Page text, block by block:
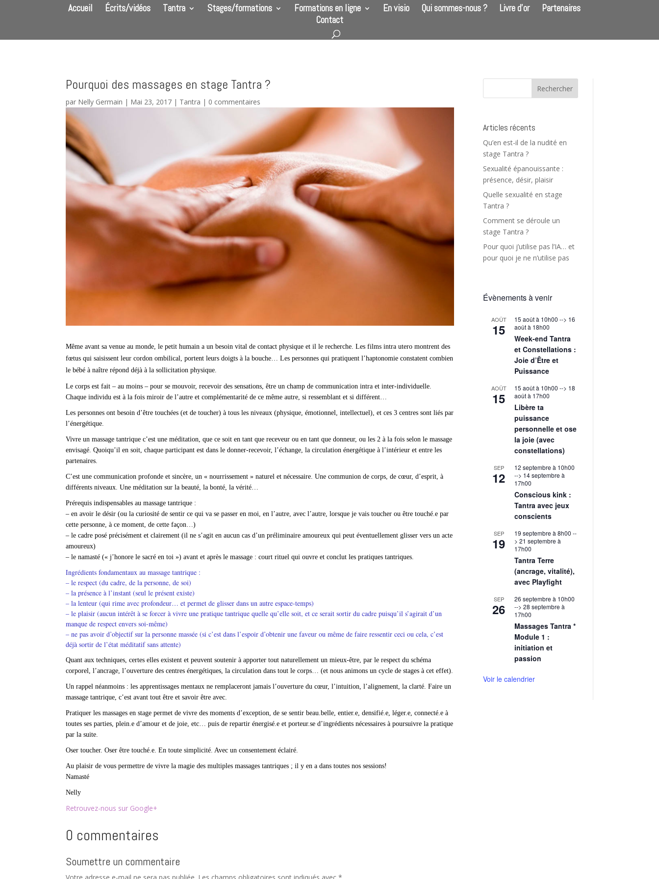
Accueil Écrits/vidéos Tantra Stages/formations Formations en ligne En visio Qui sommes-nous ? Livre d’or
Partenaires
Contact
Pourquoi des massages en stage Tantra ?
par Nelly Germain | Mai 23, 2017 | Tantra | 0 commentaires
Même avant sa venue au monde, le petit humain a un besoin vital de contact physique et il le recherche. Les films intra utero montrent des
fœtus qui saisissent leur cordon ombilical, portent leurs doigts à la bouche… Les personnes qui pratiquent l’haptonomie constatent combien
le bébé à naître répond déjà à la sollicitation physique.
Le corps est fait – au moins – pour se mouvoir, recevoir des sensations, être un champ de communication intra et inter-individuelle.
Chaque individu est à la fois miroir de l’autre et complémentarité de ce même autre, si ressemblant et si différent…
Les personnes ont besoin d’être touchées (et de toucher) à tous les niveaux (physique, émotionnel, intellectuel), et ces 3 centres sont liés par
l’énergétique.
Vivre un massage tantrique c’est une méditation, que ce soit en tant que receveur ou en tant que donneur, ou les 2 à la fois selon le massage
envisagé. Quoiqu’il en soit, chaque participant est dans le donner-recevoir, l’échange, la circulation énergétique à l’intérieur et entre les
partenaires.
C’est une communication profonde et sincère, un « nourrissement » naturel et nécessaire. Une communion de corps, de cœur, d’esprit, à
différents niveaux. Une méditation sur la beauté, la bonté, la vérité…
Prérequis indispensables au massage tantrique :
– en avoir le désir (ou la curiosité de sentir ce qui va se passer en moi, en l’autre, avec l’autre, lorsque je vais toucher ou être touché.e par
cette personne, à ce moment, de cette façon…)
– le cadre posé précisément et clairement (il ne s’agit en aucun cas d’un préliminaire amoureux qui peut éventuellement glisser vers un acte
amoureux)
– le namasté (« j’honore le sacré en toi ») avant et après le massage : court rituel qui ouvre et conclut les pratiques tantriques.
Ingrédients fondamentaux au massage tantrique :
– le respect (du cadre, de la personne, de soi)
– la présence à l’instant (seul le présent existe)
– la lenteur (qui rime avec profondeur… et permet de glisser dans un autre espace-temps)
– le plaisir (aucun intérêt à se forcer à vivre une pratique tantrique quelle qu’elle soit, et ce serait sortir du cadre puisqu’il s’agirait d’un
manque de respect envers soi-même)
– ne pas avoir d’objectif sur la personne massée (si c’est dans l’espoir d’obtenir une faveur ou même de faire ressentir ceci ou cela, c’est
déjà sortir de l’état méditatif sans attente)
Quant aux techniques, certes elles existent et peuvent soutenir à apporter tout naturellement un mieux-être, par le respect du schéma
corporel, l’ancrage, l’ouverture des centres énergétiques, la circulation dans tout le corps… (et nous animons un cycle de stages à cet effet).
Un rappel néanmoins : les apprentissages mentaux ne remplaceront jamais l’ouverture du cœur, l’intuition, l’alignement, la clarté. Faire un
massage tantrique, c’est avant tout être et savoir être avec.
Pratiquer les massages en stage permet de vivre des moments d’exception, de se sentir beau.belle, entier.e, densifié.e, léger.e, connecté.e à
toutes ses parties, plein.e d’amour et de joie, etc… puis de repartir énergisé.e et porteur.se d’ingrédients nécessaires à poursuivre la pratique
par la suite.
Oser toucher. Oser être touché.e. En toute simplicité. Avec un consentement éclairé.
Au plaisir de vous permettre de vivre la magie des multiples massages tantriques ; il y en a dans toutes nos sessions!
Namasté
Nelly
Retrouvez-nous sur Google+
0 commentaires
Soumettre un commentaire
Articles récents
Qu’en est-il de la nudité en
stage Tantra ?
Sexualité épanouissante :
présence, désir, plaisir
Quelle sexualité en stage
Tantra ?
Comment se déroule un
stage Tantra ?
Pour quoi j’utilise pas l’IA… et
pour quoi je ne n’utilise pas
Évènements à venir
AOÛT
15
15 août à 10h00 --> 16
août à 18h00
Week-end Tantra
et Constellations :
Joie d’Être et
Puissance
AOÛT
15
15 août à 10h00 --> 18
août à 17h00
Libère ta
puissance
personnelle et ose
la joie (avec
constellations)
SEP
12
12 septembre à 10h00
--> 14 septembre à
17h00
Conscious kink :
Tantra avec jeux
conscients
SEP
19
19 septembre à 8h00 --
>21 septembre à
17h00
Tantra Terre
(ancrage, vitalité),
avec Playfight
SEP
26
26 septembre à 10h00
-->28 septembre à
17h00
Massages Tantra *
Module 1 :
initiation et
passion
Voir le calendrier